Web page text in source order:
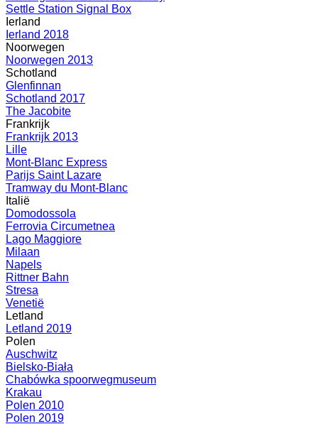
Settle Station Signal Box
Ierland
Ierland 2018
Noorwegen
Noorwegen 2013
Schotland
Glenfinnan
Schotland 2017
The Jacobite
Frankrijk
Frankrijk 2013
Lille
Mont-Blanc Express
Parijs Saint Lazare
Tramway du Mont-Blanc
Italië
Domodossola
Ferrovia Circumetnea
Lago Maggiore
Milaan
Napels
Rittner Bahn
Stresa
Venetië
Letland
Letland 2019
Polen
Auschwitz
Bielsko-Biała
Chabówka spoorwegmuseum
Krakau
Polen 2010
Polen 2019